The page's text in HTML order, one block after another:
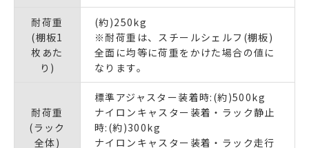
耐荷重
(棚板1
枚あた
り)
(約)250kg
※耐荷重は、スチールシェルフ(棚板)
全面に均等に荷重をかけた場合の値に
なります。
耐荷重
(ラック
全体)
標準アジャスター装着時:(約)500kg
ナイロンキャスター装着・ラック静止
時:(約)300kg
ナイロンキャスター装着・ラック走行